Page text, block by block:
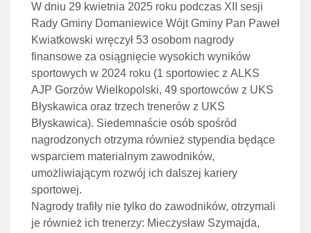
W dniu 29 kwietnia 2025 roku podczas XII sesji
Rady Gminy Domaniewice Wójt Gminy Pan Paweł
Kwiatkowski wręczył 53 osobom nagrody
finansowe za osiągnięcie wysokich wyników
sportowych w 2024 roku (1 sportowiec z ALKS
AJP Gorzów Wielkopolski, 49 sportowców z UKS
Błyskawica oraz trzech trenerów z UKS
Błyskawica). Siedemnaście osób spośród
nagrodzonych otrzyma również stypendia będące
wsparciem materialnym zawodników,
umożliwiającym rozwój ich dalszej kariery
sportowej.
Nagrody trafiły nie tylko do zawodników, otrzymali
je również ich trenerzy: Mieczysław Szymajda,